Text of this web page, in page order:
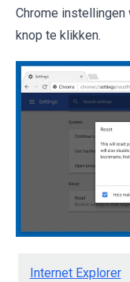
Chrome
knop te klikken.
Internet Explorer